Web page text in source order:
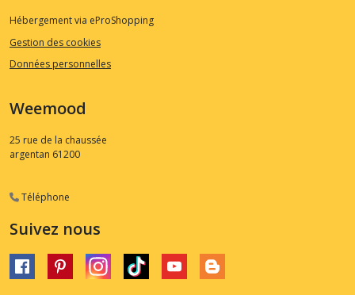
Hébergement via eProShopping
Gestion des cookies
Données personnelles
Weemood
25 rue de la chaussée
argentan 61200
Téléphone
Suivez nous